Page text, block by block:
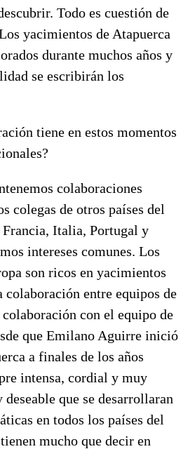
Todo es cuestión de
yacimientos de Atapuerca
durante muchos años y
se escribirán los
tiene en estos momentos
colaboraciones
colegas de otros países del
Italia, Portugal y
intereses comunes. Los
son ricos en yacimientos
colaboración entre equipos de
con el equipo de
que Emilano Aguirre inició
a finales de los años
intensa, cordial y muy
que se desarrollaran
en todos los países del
mucho que decir en